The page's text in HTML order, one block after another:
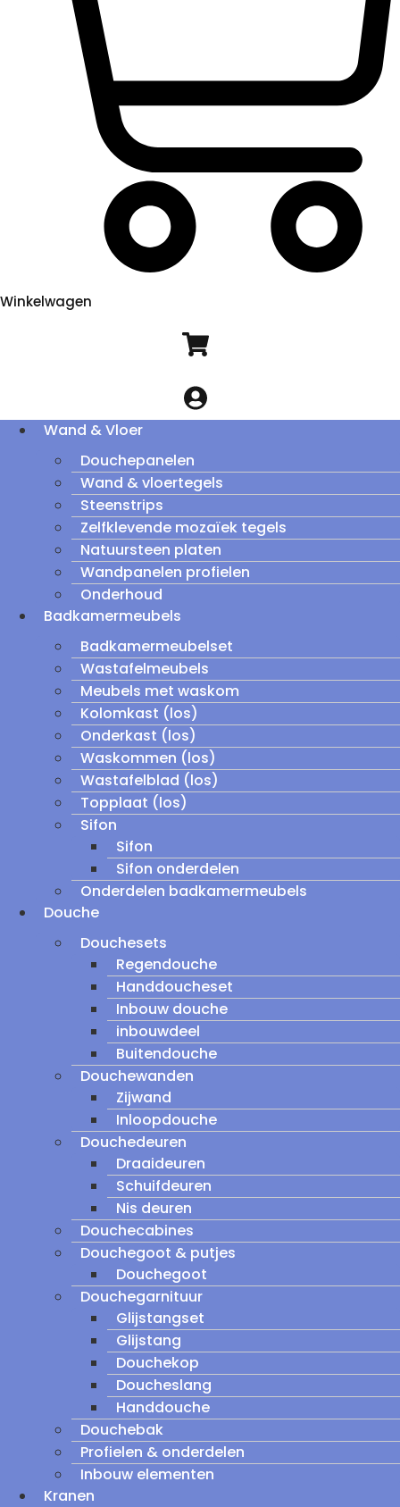
Winkelwagen
Wand & Vloer
Douchepanelen
Wand & vloertegels
Steenstrips
Zelfklevende mozaïek tegels
Natuursteen platen
Wandpanelen profielen
Onderhoud
Badkamermeubels
Badkamermeubelset
Wastafelmeubels
Meubels met waskom
Kolomkast (los)
Onderkast (los)
Waskommen (los)
Wastafelblad (los)
Topplaat (los)
Sifon
Sifon
Sifon onderdelen
Onderdelen badkamermeubels
Douche
Douchesets
Regendouche
Handdoucheset
Inbouw douche
inbouwdeel
Buitendouche
Douchewanden
Zijwand
Inloopdouche
Douchedeuren
Draaideuren
Schuifdeuren
Nis deuren
Douchecabines
Douchegoot & putjes
Douchegoot
Douchegarnituur
Glijstangset
Glijstang
Douchekop
Doucheslang
Handdouche
Douchebak
Profielen & onderdelen
Inbouw elementen
Kranen